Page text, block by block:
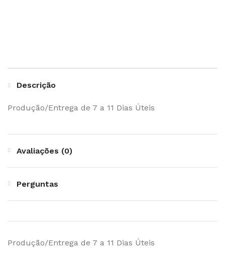
Descrição
Produção/Entrega de 7 a 11 Dias Úteis
Avaliações (0)
Perguntas
Produção/Entrega de 7 a 11 Dias Úteis